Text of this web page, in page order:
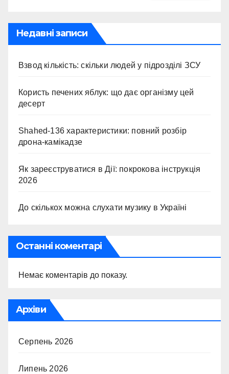
Недавні записи
Взвод кількість: скільки людей у підрозділі ЗСУ
Користь печених яблук: що дає організму цей
десерт
Shahed-136 характеристики: повний розбір
дрона-камікадзе
Як зареєструватися в Дії: покрокова інструкція
2026
До скількох можна слухати музику в Україні
Останні коментарі
Немає коментарів до показу.
Архіви
Серпень 2026
Липень 2026